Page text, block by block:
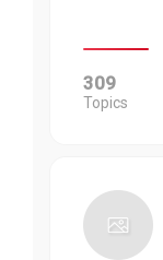
309
Topics